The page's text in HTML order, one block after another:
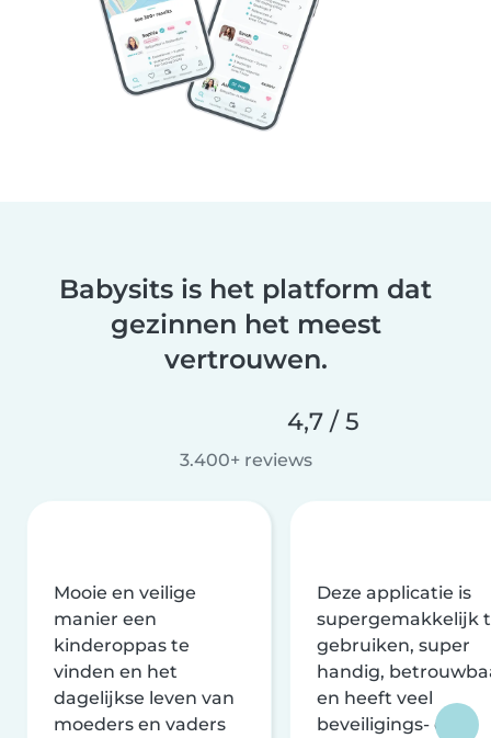
Babysits is het platform dat
gezinnen het meest
vertrouwen.
4,7 / 5
3.400+ reviews
Mooie en veilige
manier een
kinderoppas te
vinden en het
dagelijkse leven van
moeders en vaders
Deze applicatie is
supergemakkelijk
gebruiken, super
handig,
en heeft veel
beveiligings- en